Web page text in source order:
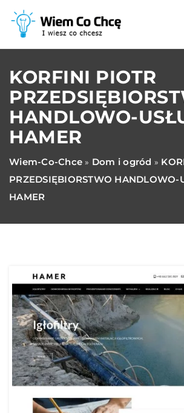
KORFINI PIOTR
HANDLOWO-
HAMER
Wiem-Co-Chce » Dom i ogród »
PRZEDSIĘBIORSTWO HANDLOWO-
HAMER